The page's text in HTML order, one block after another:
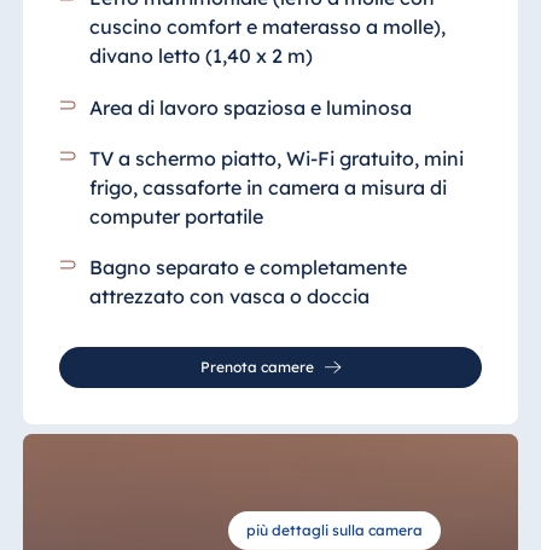
cuscino comfort e materasso a molle),
divano letto (1,40 x 2 m)
Area di lavoro spaziosa e luminosa
TV a schermo piatto, Wi-Fi gratuito, mini
frigo, cassaforte in camera a misura di
computer portatile
Bagno separato e completamente
attrezzato con vasca o doccia
Prenota camere
più dettagli sulla camera